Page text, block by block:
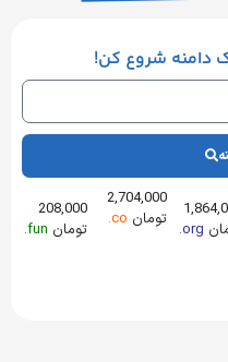
کن!
co.
208,000
تومان